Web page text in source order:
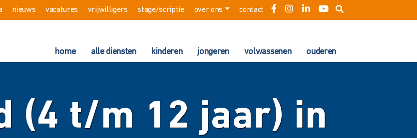
nieuws vacatures vrijwilligers stage/scriptie over ons contact
home alle diensten kinderen jongeren volwassenen ouderen
(4 t/m 12 jaar) in